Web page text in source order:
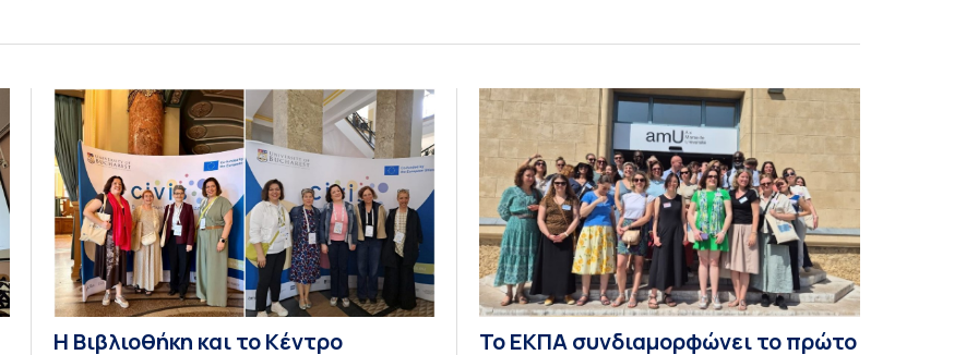
Προγράμματα Σπουδών, Τμημάτων του
Πανεπιστημίου μας στο Παράρτημα Κύπρου για
το ακαδημαϊκό έτος 2026-2027, έως τη Δευτέρα
31 Αυγούστου 2026. […]
λειτουργεί πλέον στο Συγκρότημα Ευρίπου και
εντάσσεται στο παγκόσμιο δίκτυο SatNOGS. Η
ιδέα προέκυψε έπειτα από την επίσκεψη
φοιτητών του ΤΤΨΒ στο Open Source […]
Η Βιβλιοθήκη και το Κέντρο
Το ΕΚΠΑ συνδιαμορφώνει το πρώτο